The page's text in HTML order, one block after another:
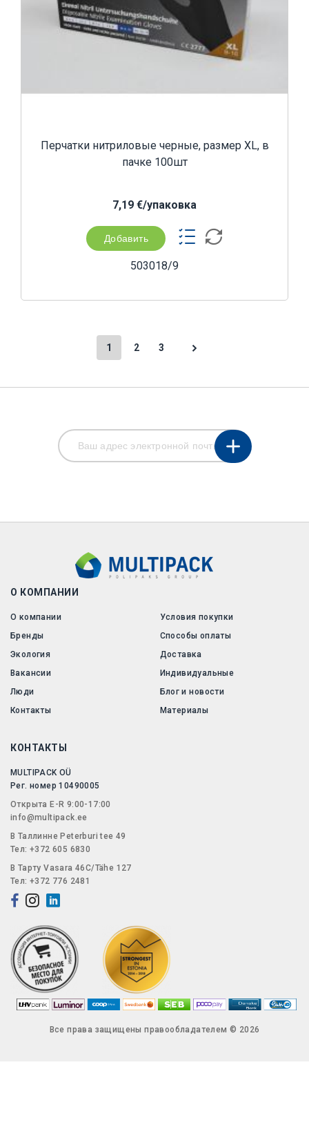
Перчатки нитриловые черные, размер XL, в
пачке 100шт
7,19 €/yпаковка
Добавить
503018/9
1 2 3
О КОМПАНИИ
О компании
Бренды
Экология
Вакансии
Люди
Контакты
Условия покупки
Способы оплаты
Доставка
Индивидуальные
Блог и новости
Материалы
КОНТАКТЫ
MULTIPACK OÜ
Рег. номер 10490005
Открытa E-R 9:00-17:00
info@multipack.ee
В Таллинне Peterburi tee 49
Тел: +372 605 6830
В Тарту Vasara 46C/Tähe 127
Тел: +372 776 2481
Все права защищены правообладателем © 2026